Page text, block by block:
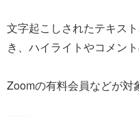
文字起こしされたテキス
き、ハイライトやコメン
Zoomの有料会員などが対